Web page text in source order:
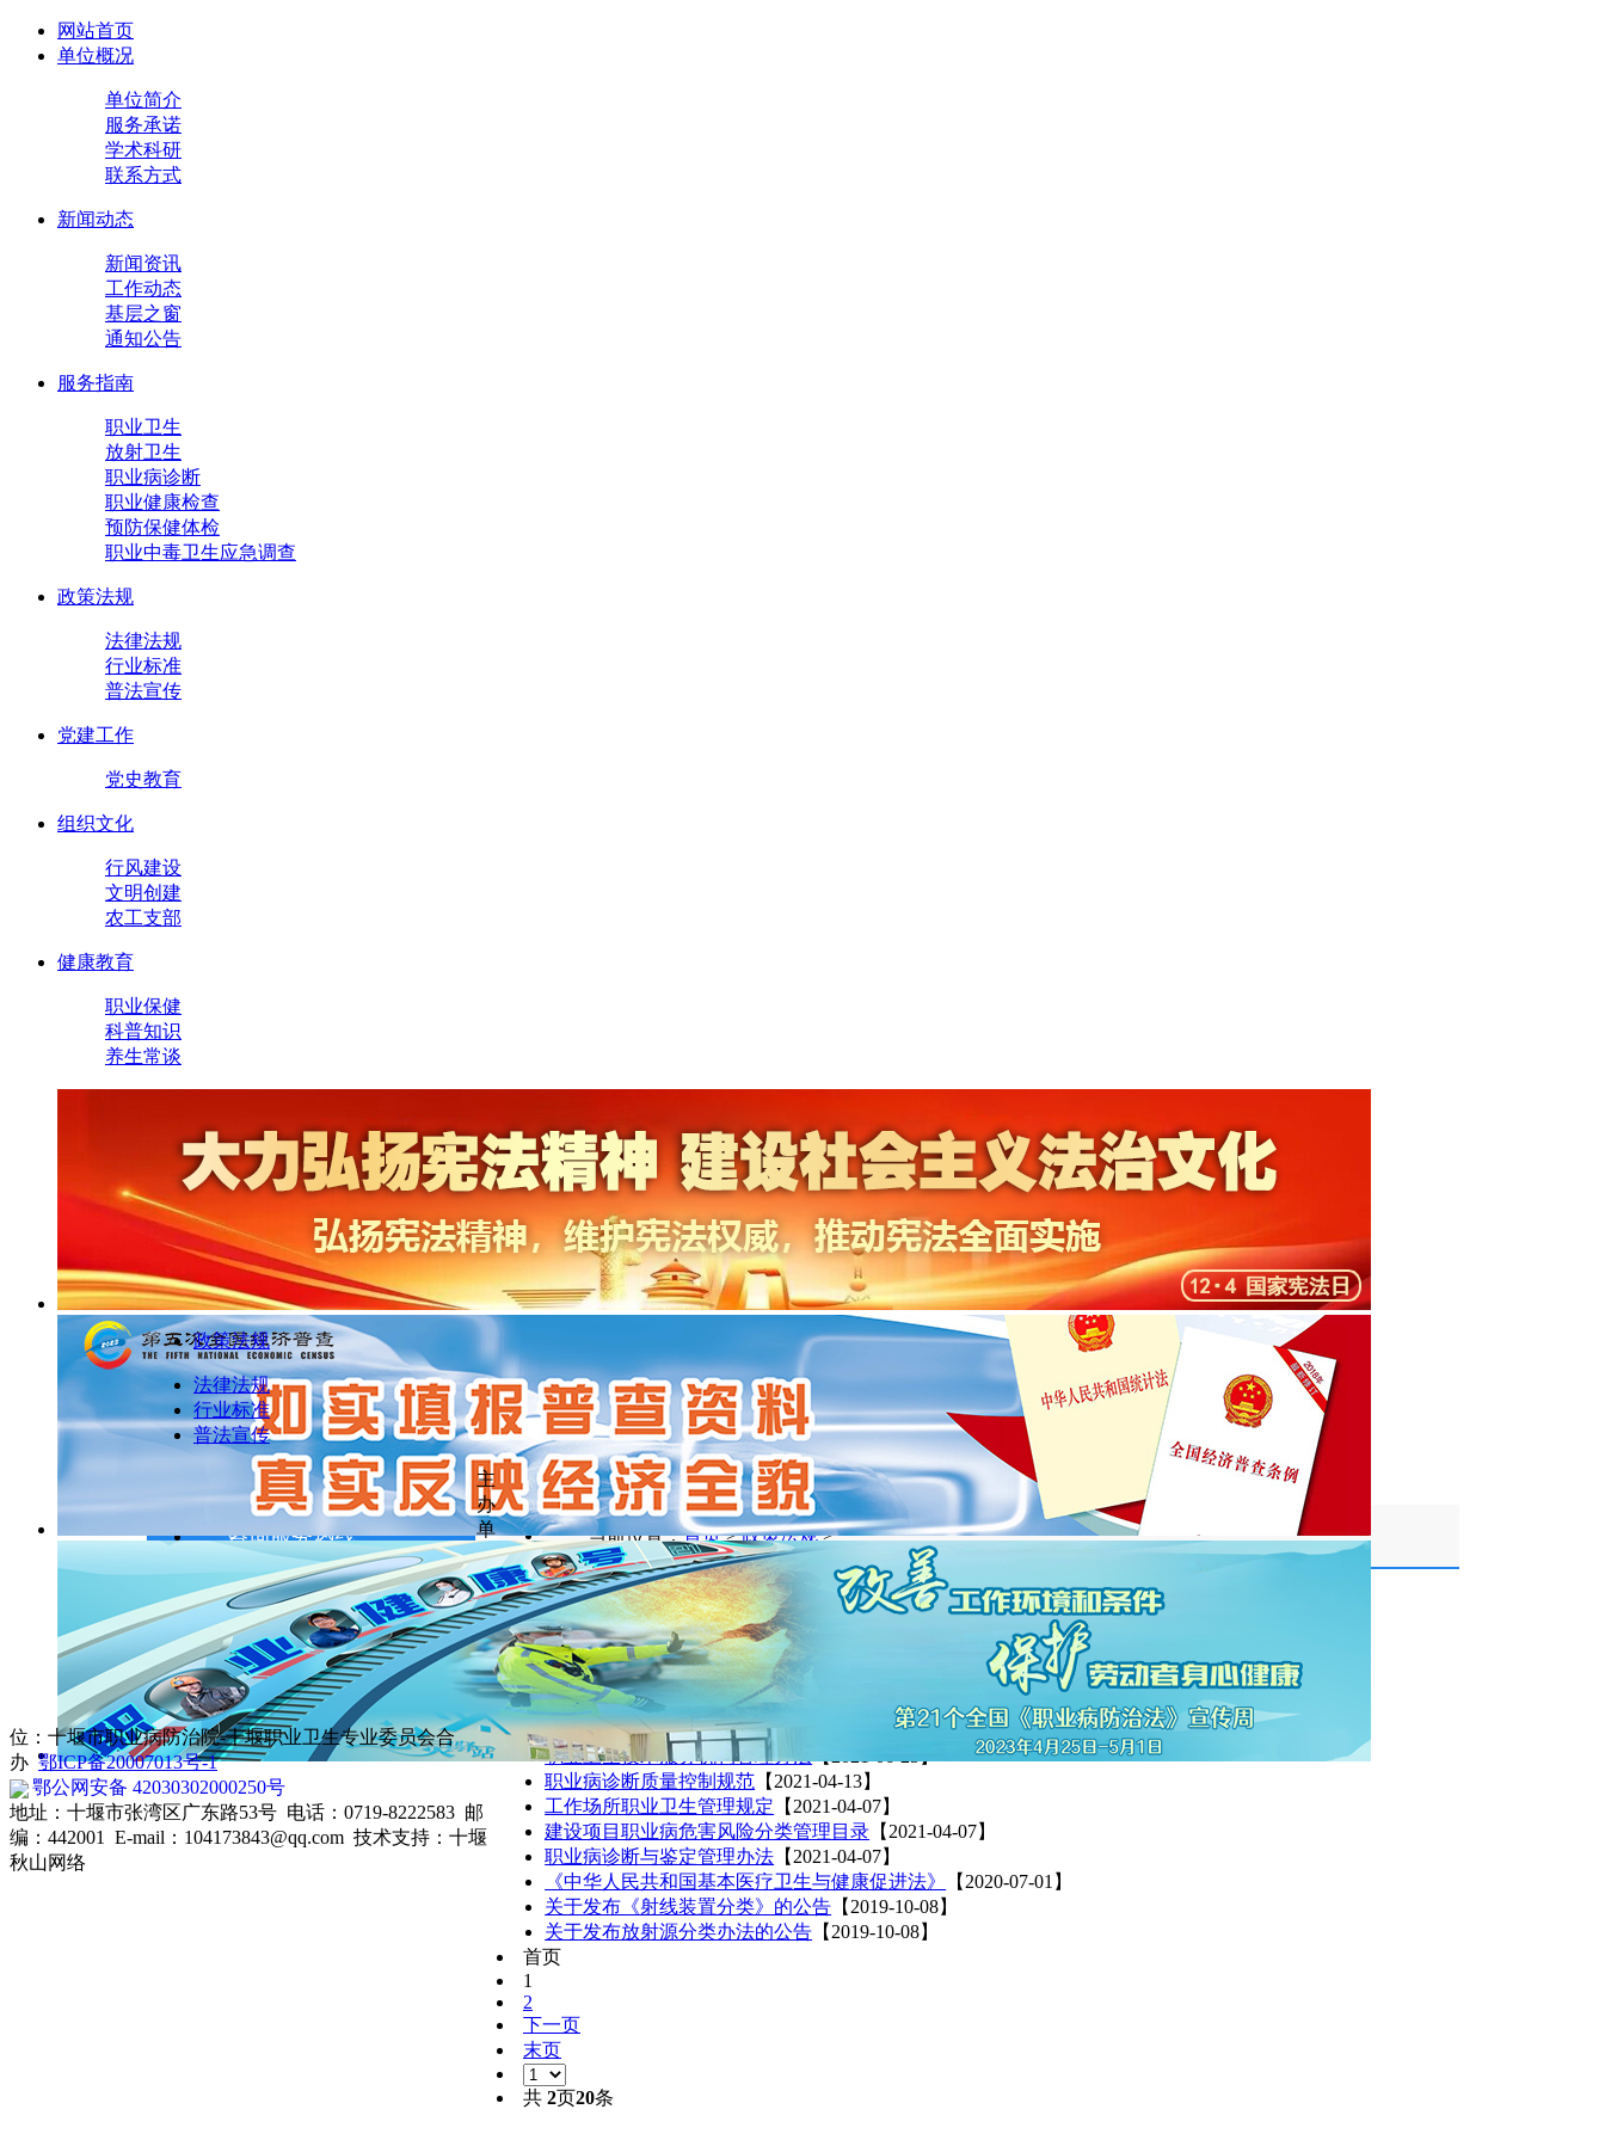
网站首页
单位概况
单位简介
服务承诺
学术科研
联系方式
新闻动态
新闻资讯
工作动态
基层之窗
通知公告
服务指南
职业卫生
放射卫生
职业病诊断
职业健康检查
预防保健体检
职业中毒卫生应急调查
政策法规
法律法规
行业标准
普法宣传
党建工作
党史教育
组织文化
行风建设
文明创建
农工支部
健康教育
职业保健
科普知识
养生常谈
政策法规
法律法规
行业标准
普法宣传
咨询服务热线
投诉、举报：0719-8222513
体检联系：0719-8222655
职业卫生科：0719-8222593
健康监护科：0719-8222582
职业病门诊：0719-8222765
放射卫生科：0719-8222015
当前位置：首页>政策法规>
拒绝毒品 从了解开始｜全民禁毒宣传月【2024-06-26】
警惕！毒品“邮票”正在瞄准“00后”
【2022-06-07】
〔以案释法〕职业病危害项目申报及职业病危害因素检测、评价，必
从《论语》看古代对执法者的规范
医疗废物管理条例全文_国务院第380号
【2021-10-26】
《中华人民共和国医师法》（2021年版全文）【2021-10-26】
贯彻落实职业卫生技术服务机构管理办法
【2021-06-25】
职业卫生技术服务机构管理办法
职业病诊断质量控制规范 【2021-04-13】
工作场所职业卫生管理规定 【2021-04-07】
建设项目职业病危害风险分类管理目录 【2021-04-07】
职业病诊断与鉴定管理办法 【2021-04-07】
《中华人民共和国基本医疗卫生与健康促进法》
【2020-07-01】
关于发布《射线装置分类》的公告 【2019-10-08】
关于发布放射源分类办法的公告 【2019-10-08】
首页
1
2
下一页
末页
共 2页20条
主
办
单
位：十堰市职业病防治院-十堰职业卫生专业委员会合
办 鄂ICP备20007013号-1
鄂公网安备 42030302000250号
地址：十堰市张湾区广东路53号 电话：0719-8222583 邮
编：442001 E-mail：104173843@qq.com 技术支持： 十堰
秋山网络